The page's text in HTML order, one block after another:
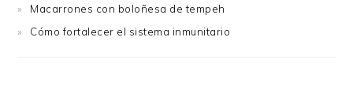
Macarrones con boloñesa de tempeh
Cómo fortalecer el sistema inmunitario